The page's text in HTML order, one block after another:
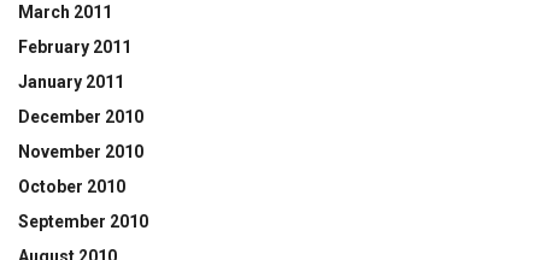
March 2011
February 2011
January 2011
December 2010
November 2010
October 2010
September 2010
August 2010